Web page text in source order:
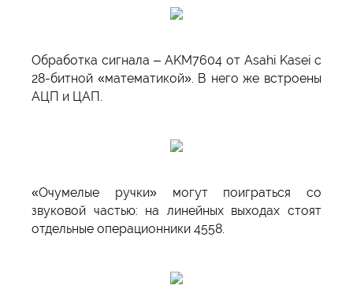
Обработка сигнала – AKM7604 от Asahi Kasei с
28-битной «математикой». В него же встроены
АЦП и ЦАП.
«Очумелые ручки» могут поиграться со
звуковой частью: на линейных выходах стоят
отдельные операционники 4558.